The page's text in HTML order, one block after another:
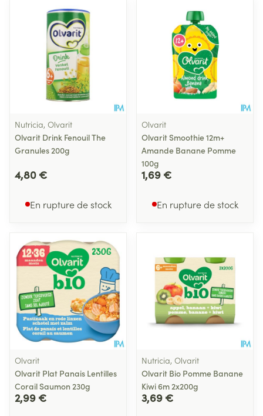
Nutricia, Olvarit
Olvarit Drink Fenouil The
Granules 200g
4,80 €
En rupture de stock
Olvarit
Olvarit Smoothie 12m+
Amande Banane Pomme
100g
1,69 €
En rupture de stock
Olvarit
Olvarit Plat Panais Lentilles
Corail Saumon 230g
2,99 €
Nutricia, Olvarit
Olvarit Bio Pomme Banane
Kiwi 6m 2x200g
3,69 €